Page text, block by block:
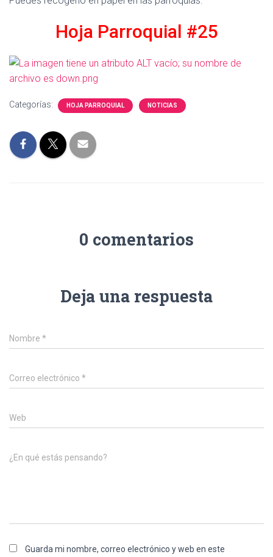
Hoja Parroquial #25
Categorías: HOJA PARROQUIAL NOTICIAS
0 comentarios
Deja una respuesta
Nombre *
Correo electrónico *
Web
¿En qué estás pensando?
Guarda mi nombre, correo electrónico y web en este